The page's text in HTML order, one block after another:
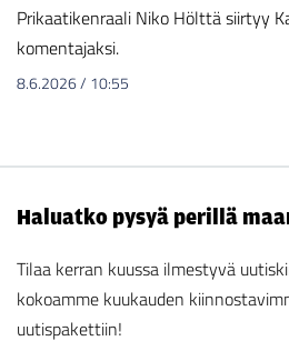
Prikaatikenraali Niko Hölttä siirtyy
komentajaksi.
8.6.2026/ 10:55
Haluatko pysyä perillä
Tilaa kerran kuussa ilmestyvä
kokoamme kuukauden
uutispakettiin!